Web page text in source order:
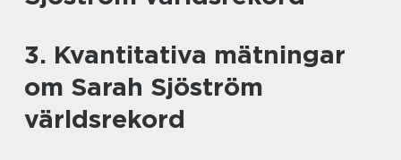
3. Kvantitativa mätningar
om Sarah Sjöström
världsrekord